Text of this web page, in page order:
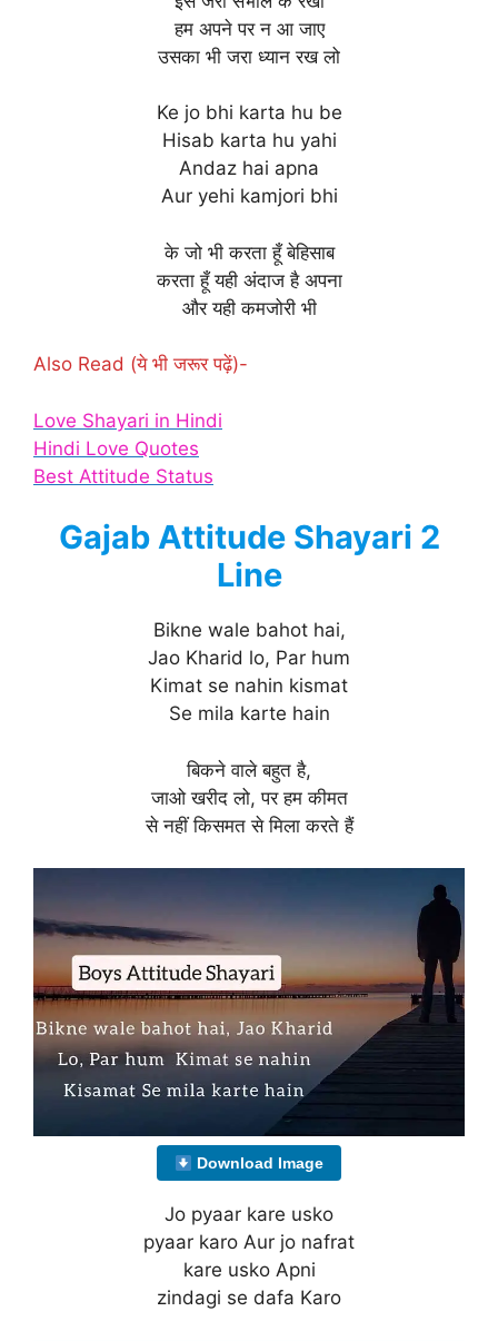
हम अपने पर न आ जाए
उसका भी जरा ध्यान रख लो
Ke jo bhi karta hu be
Hisab karta hu yahi
Andaz hai apna
Aur yehi kamjori bhi
के जो भी करता हूँ बेहिसाब
करता हूँ यही अंदाज है अपना
और यही कमजोरी भी
Also Read (ये भी जरूर पढ़ें)-
Love Shayari in Hindi
Hindi Love Quotes
Best Attitude Status
Gajab Attitude Shayari 2
Line
Bikne wale bahot hai,
Jao Kharid lo, Par hum
Kimat se nahin kismat
Se mila karte hain
बिकने वाले बहुत है,
जाओ खरीद लो, पर हम कीमत
से नहीं किसमत से मिला करते हैं
Download Image
Jo pyaar kare usko
pyaar karo Aur jo nafrat
kare usko Apni
zindagi se dafa Karo